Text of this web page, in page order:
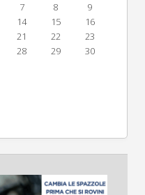
7 8
9
14 15
16
21 22
23
28 29
30